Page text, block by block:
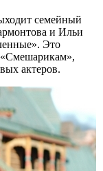
семейный
и Ильи
Это
актеров.